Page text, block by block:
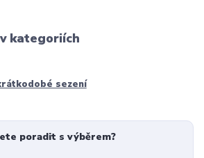
kategoriích
sezení
poradit s výběrem?